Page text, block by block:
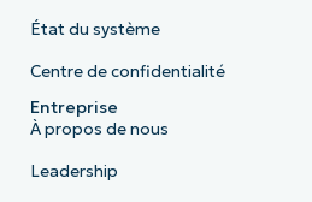
État du système
Centre de confidentialité
Entreprise
À propos de nous
Leadership